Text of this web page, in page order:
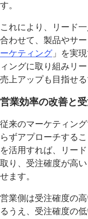
す。
これにより、リード
合わせて、製品やサ
ーケティング」を実
ィングに取り組みリ
売上アップも目指せる
営業効率の改善と
従来のマーケティン
らずアプローチする
を活用すれば、リー
取り、受注確度が高
せます。
営業側は受注確度の
るうえ、受注確度の